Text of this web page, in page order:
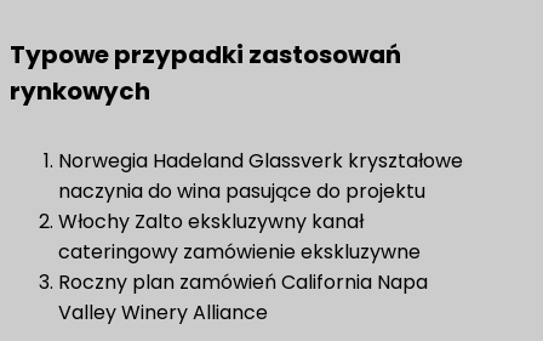
Typowe przypadki zastosowań
rynkowych
Norwegia Hadeland Glassverk kryształowe
naczynia do wina pasujące do projektu
Włochy Zalto ekskluzywny kanał
cateringowy zamówienie ekskluzywne
Roczny plan zamówień California Napa
Valley Winery Alliance